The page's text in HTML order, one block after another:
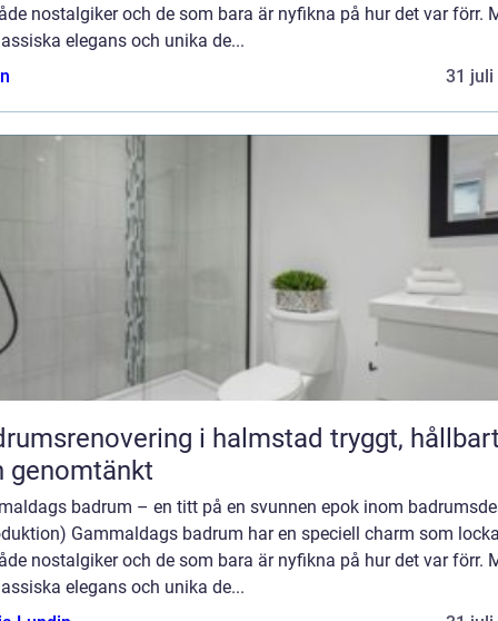
nostalgiker och de som bara är nyfikna på hur det var förr.
elegans och unika de...
31 juli
i halmstad tryggt, hållbart
genomtänkt
badrum – en titt på en svunnen epok inom
Gammaldags badrum har en speciell charm som
nostalgiker och de som bara är nyfikna på hur det var förr.
elegans och unika de...